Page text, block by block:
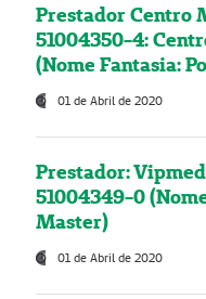
Prestador Centro
51004350-4:
(Nome Fantasia:
01 de Abril de 2020
Prestador:
51004349-0
Master)
01 de Abril de 2020